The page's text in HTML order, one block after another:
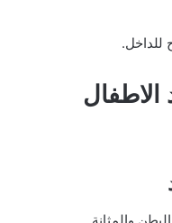
الاطفال
والمثانة.